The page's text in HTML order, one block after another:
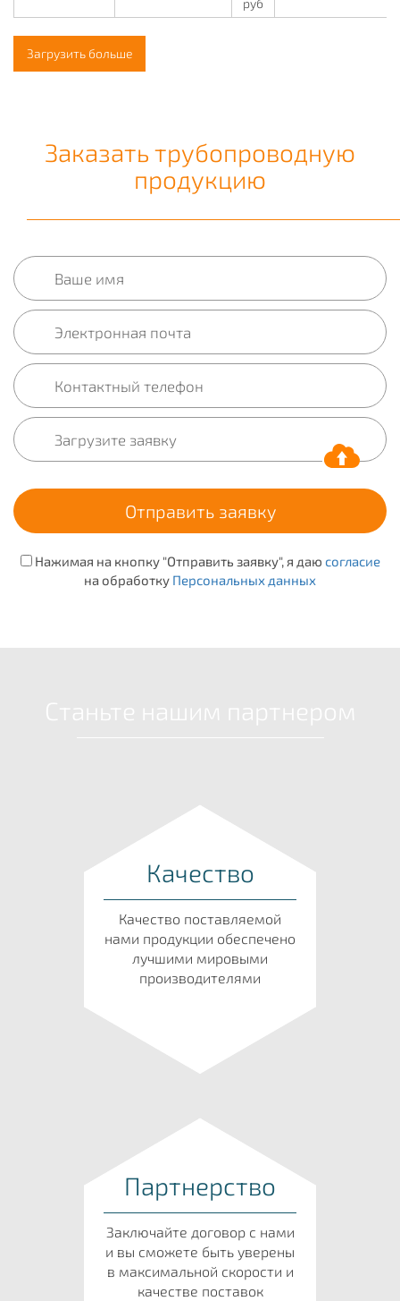
руб
Загрузить больше
Заказать трубопроводную
продукцию
Нажимая на кнопку "Отправить заявку", я даю согласие
на обработку Персональных данных
Качество
Качество поставляемой
нами продукции обеспечено
лучшими мировыми
производителями
Партнерство
Заключайте договор с нами
и вы сможете быть уверены
в максимальной скорости и
качестве поставок